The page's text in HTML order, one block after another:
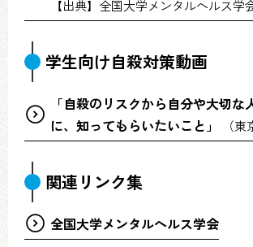
【出典】全国大学メンタルヘルス学
学生向け自殺対策動画
「自殺のリスクから自分や大切な
に、知ってもらいたいこと」
（
関連リンク集
全国大学メンタルヘルス学会